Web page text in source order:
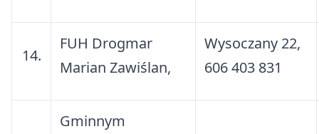
14.
FUH Drogmar
Marian Zawiślan,
Wysoczany 22,
606 403 831
Gminnym